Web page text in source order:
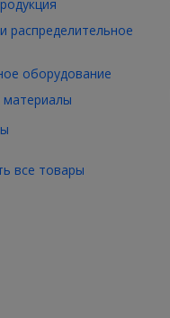
распределительное
оборудование
все товары